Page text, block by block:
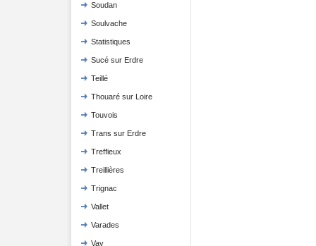
Soudan
Soulvache
Statistiques
Sucé sur Erdre
Teillé
Thouaré sur Loire
Touvois
Trans sur Erdre
Treffieux
Treillières
Trignac
Vallet
Varades
Vay